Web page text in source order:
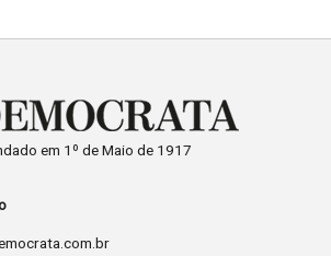
em 1º de Maio de 1917